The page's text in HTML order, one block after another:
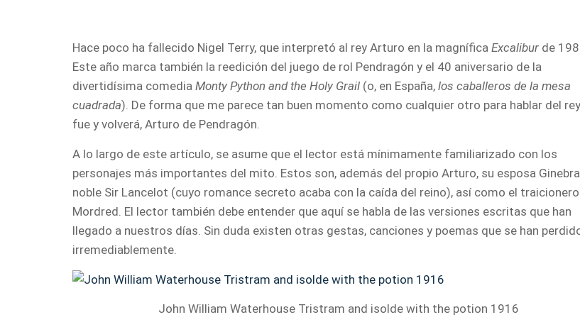
Hace poco ha fallecido Nigel Terry, que interpretó al rey Arturo en la magnífica Excalibur de
Este año marca también la reedición del juego de rol Pendragón y el 40 aniversario de la
divertidísima comedia Monty Python and the Holy Grail (o, en España, los caballeros de la mesa
cuadrada). De forma que me parece tan buen momento como cualquier otro para hablar del
fue y volverá, Arturo de Pendragón.
A lo largo de este artículo, se asume que el lector está mínimamente familiarizado con los
personajes más importantes del mito. Estos son, además del propio Arturo, su esposa
noble Sir Lancelot (cuyo romance secreto acaba con la caída del reino), así como el traicionero
Mordred. El lector también debe entender que aquí se habla de las versiones escritas que han
llegado a nuestros días. Sin duda existen otras gestas, canciones y poemas que se han
irremediablemente.
John William Waterhouse Tristram and isolde with the potion 1916